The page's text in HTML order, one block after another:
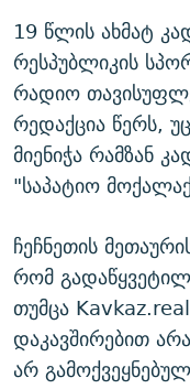
19 წლის ახმატ
რესპუბლიკის
რადიო
რედაქცია წერს,
მიენიჭა რამზან
"საპატიო
ჩეჩნეთის
რომ
თუმცა
დაკავშირებით
არ